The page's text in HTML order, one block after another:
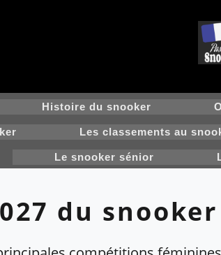
Histoire du snooker
Les classements au
Le snooker sénior
du